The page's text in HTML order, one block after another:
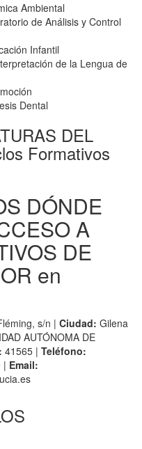
Ambiental
de Análisis y Control
Infantil
de la Lengua de
Dental
DEL
Formativos
DÓNDE
A
DE
en
s/n | Ciudad: Gilena
AUTÓNOMA DE
41565 | Teléfono:
| Email: